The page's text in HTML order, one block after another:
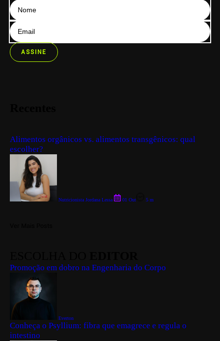
ASSINE
Alimentos orgânicos vs. alimentos transgênicos: qual
escolher?
Nutricionista Jordana Lessa 01 Out 5 m
Promoção em dobro na Engenharia do Corpo
Everton
Conheça o Psyllium: fibra que emagrece e regula o
intestino